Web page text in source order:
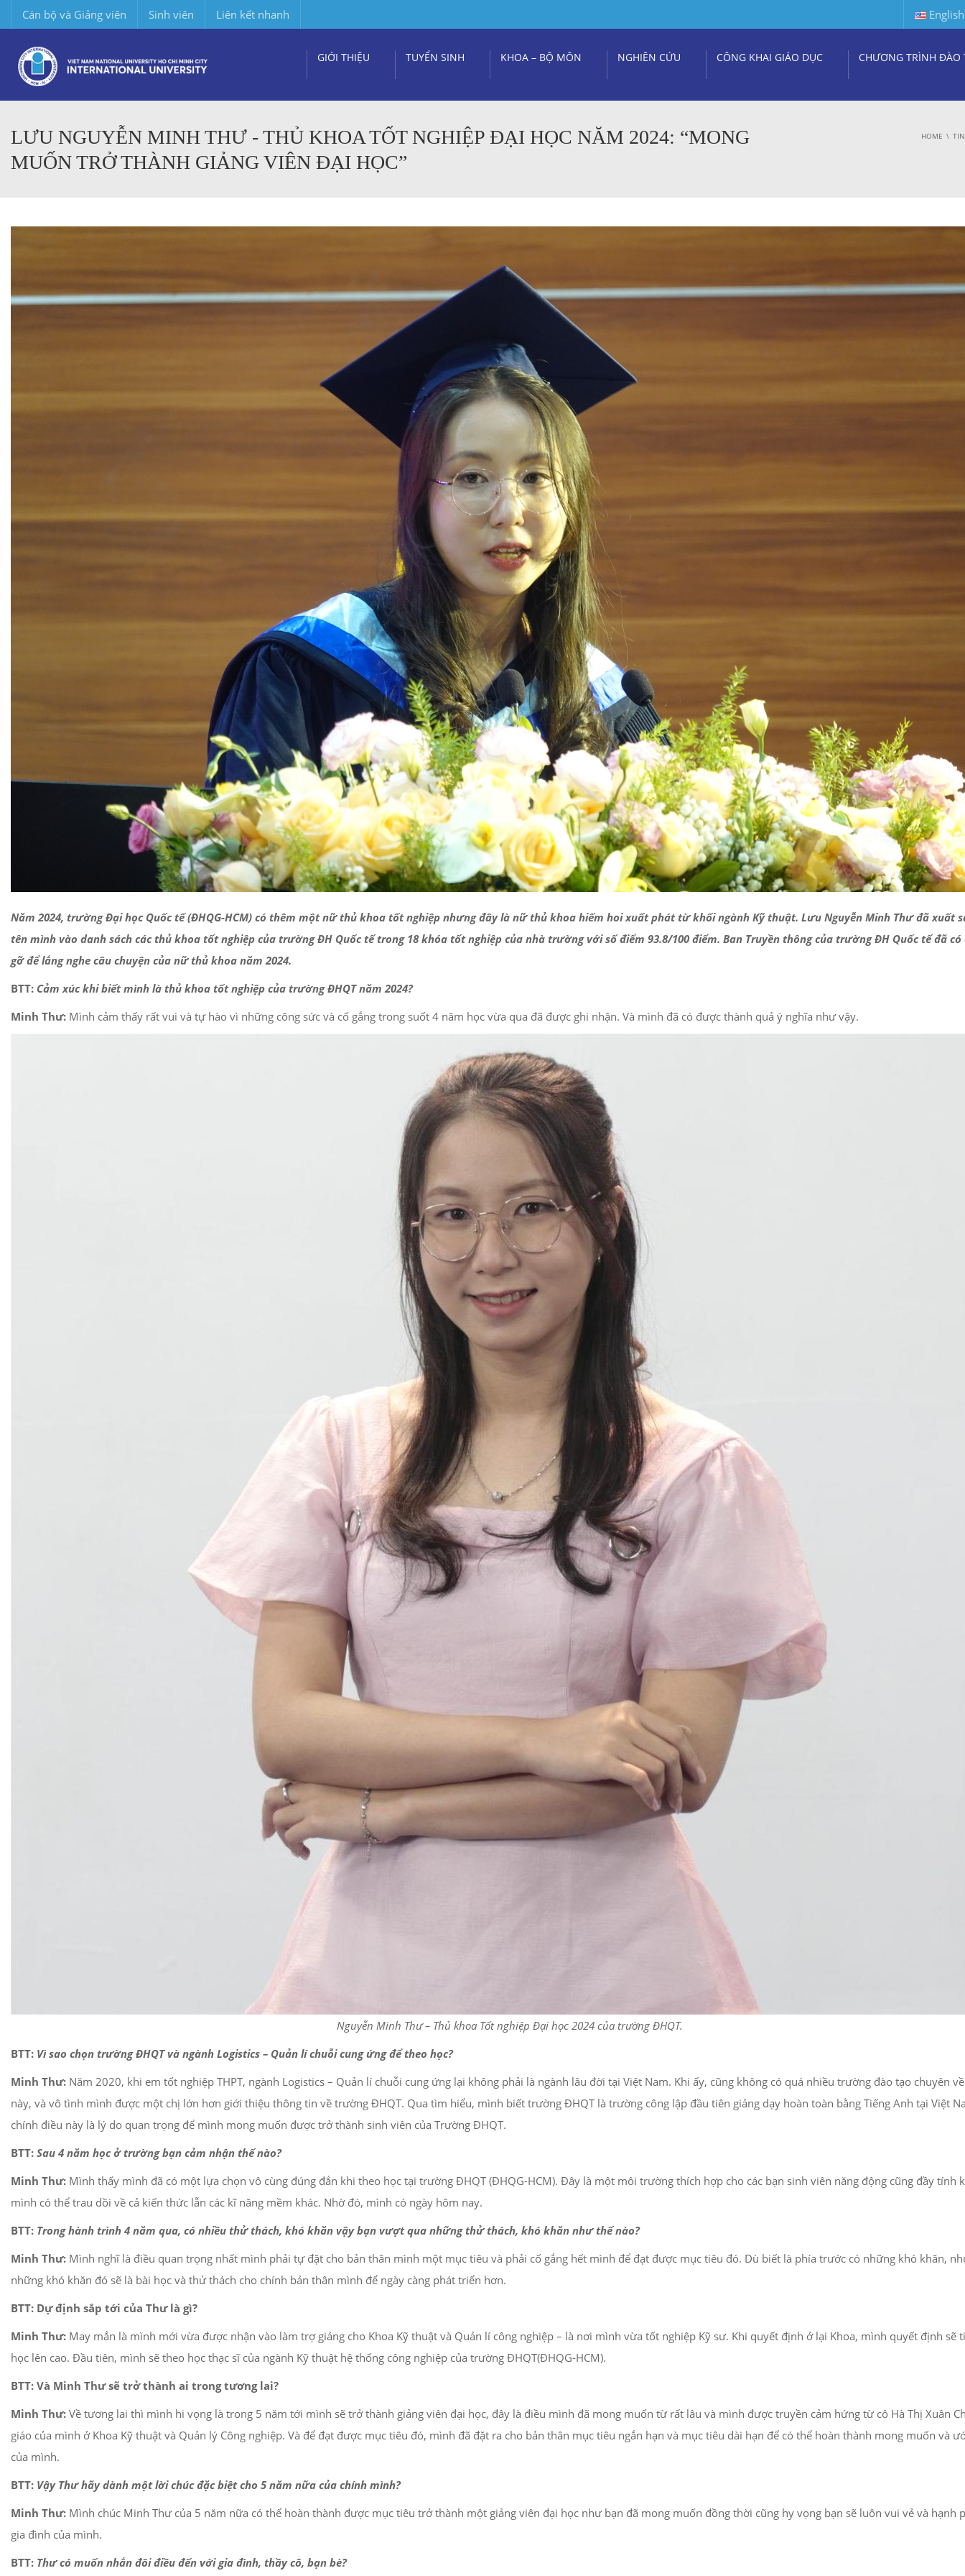
Cán bộ và Giảng viên Sinh viên Liên kết nhanh English
GIỚI THIỆU TUYỂN SINH KHOA – BỘ MÔN NGHIÊN CỨU CÔNG KHAI GIÁO DỤC CHƯƠNG TRÌNH ĐÀO
LƯU NGUYỄN MINH THƯ - THỦ KHOA TỐT NGHIỆP ĐẠI HỌC NĂM 2024: “MONG
MUỐN TRỞ THÀNH GIẢNG VIÊN ĐẠI HỌC”
HOME
Năm 2024, trường Đại học Quốc tế (ĐHQG-HCM) có thêm một nữ thủ khoa tốt nghiệp nhưng đây là nữ thủ khoa hiếm hoi xuất phát từ khối ngành Kỹ thuật. Lưu Nguyễn Minh Thư đã xuất
tên mình vào danh sách các thủ khoa tốt nghiệp của trường ĐH Quốc tế trong 18 khóa tốt nghiệp của nhà trường với số điểm 93.8/100 điểm. Ban Truyền thông của trường ĐH Quốc tế đã có
gỡ để lắng nghe câu chuyện của nữ thủ khoa năm 2024.
BTT: Cảm xúc khi biết mình là thủ khoa tốt nghiệp của trường ĐHQT năm 2024?
Minh Thư: Mình cảm thấy rất vui và tự hào vì những công sức và cố gắng trong suốt 4 năm học vừa qua đã được ghi nhận. Và mình đã có được thành quả ý nghĩa như vậy.
Nguyễn Minh Thư – Thủ khoa Tốt nghiệp Đại học 2024 của trường ĐHQT.
BTT: Vì sao chọn trường ĐHQTvà ngành Logistics – Quản lí chuỗi cung ứng để theo học?
Minh Thư: Năm 2020, khi em tốt nghiệp THPT, ngành Logistics – Quản lí chuỗi cung ứng lại không phải là ngành lâu đời tại Việt Nam. Khi ấy, cũng không có quá nhiều trường đào tạo chuyên
này, và vô tình mình được một chị lớn hơn giới thiệu thông tin về trường ĐHQT. Qua tìm hiểu, mình biết trường ĐHQT là trường công lập đầu tiên giảng dạy hoàn toàn bằng Tiếng Anh tại Việt
chính điều này là lý do quan trọng để mình mong muốn được trở thành sinh viên của Trường ĐHQT.
BTT: Sau 4 năm học ở trường bạn cảm nhận thế nào?
Minh Thư: Mình thấy mình đã có một lựa chọn vô cùng đúng đắn khi theo học tại trường ĐHQT (ĐHQG-HCM). Đây là một môi trường thích hợp cho các bạn sinh viên năng động cũng đầy tính
mình có thể trau dồi về cả kiến thức lẫn các kĩ năng mềm khác. Nhờ đó, mình có ngày hôm nay.
BTT: Trong hành trình 4 năm qua, có nhiều thử thách, khó khăn vậy bạn vượt qua những thử thách, khó khăn như thếnào?
Minh Thư: Mình nghĩ là điều quan trọng nhất mình phải tự đặt cho bản thân mình một mục tiêu và phải cố gắng hết mình để đạt được mục tiêu đó. Dù biết là phía trước có những khó khăn,
những khó khăn đó sẽ là bài học và thử thách cho chính bản thân mình để ngày càng phát triển hơn.
BTT: Dự định sắp tới của Thư là gì?
Minh Thư: May mắn là mình mới vừa được nhận vào làm trợ giảng cho Khoa Kỹ thuật và Quản lí công nghiệp – là nơi mình vừa tốt nghiệp Kỹ sư. Khi quyết định ở lại Khoa, mình quyết định sẽ
học lên cao. Đầu tiên, mình sẽ theo học thạc sĩ của ngành Kỹ thuật hệ thống công nghiệp của trường ĐHQT(ĐHQG-HCM).
BTT: Và Minh Thư sẽ trở thành ai trong tương lai?
Minh Thư: Về tương lai thì mình hi vọng là trong 5 năm tới mình sẽ trở thành giảng viên đại học, đây là điều mình đã mong muốn từ rất lâu và mình được truyền cảm hứng từ cô Hà Thị Xuân
giáo của mình ở Khoa Kỹ thuật và Quản lý Công nghiệp. Và để đạt được mục tiêu đó, mình đã đặt ra cho bản thân mục tiêu ngắn hạn và mục tiêu dài hạn để có thể hoàn thành mong muốn và
của mình.
BTT: Vậy Thư hãy dành một lời chúc đặc biệt cho 5 năm nữa của chính mình?
Minh Thư: Mình chúc Minh Thư của 5 năm nữa có thể hoàn thành được mục tiêu trở thành một giảng viên đại học như bạn đã mong muốn đồng thời cũng hy vọng bạn sẽ luôn vui vẻ và hạnh
gia đình của mình.
BTT: Thư có muốn nhắn đôi điều đến với gia đình, thầy cô, bạn bè?